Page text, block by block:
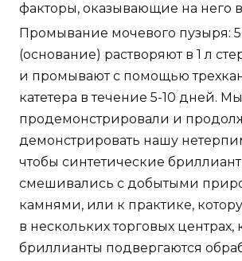
факторы, оказывающие на него
Промывание мочевого пузыря:
(основание) растворяют в 1 л
и промывают с помощью
катетера в течение 5-10 дней.
продемонстрировали и
демонстрировать нашу
чтобы синтетические
смешивались с добытыми
камнями, или к практике,
в нескольких торговых центрах,
бриллианты подвергаются